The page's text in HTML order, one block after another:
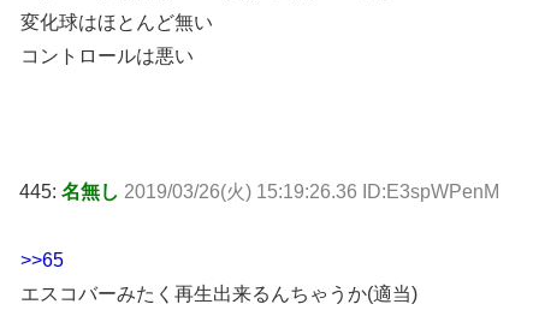
変化球はほとんど無い
コントロールは悪い
445: 名無し 2019/03/26(火) 15:19:26.36 ID:E3spWPenM
>>65
エスコバーみたく再生出来るんちゃうか(適当)